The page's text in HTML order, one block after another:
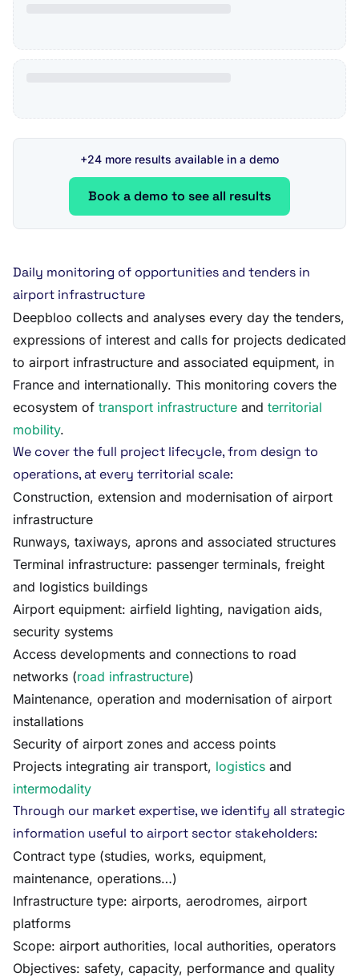
+24 more results available in a demo
Book a demo to see all results
Daily monitoring of opportunities and tenders in
airport infrastructure
Deepbloo collects and analyses every day the tenders,
expressions of interest and calls for projects dedicated
to airport infrastructure and associated equipment, in
France and internationally. This monitoring covers the
ecosystem of transport infrastructure and territorial
mobility.
We cover the full project lifecycle, from design to
operations, at every territorial scale:
Construction, extension and modernisation of airport
infrastructure
Runways, taxiways, aprons and associated structures
Terminal infrastructure: passenger terminals, freight
and logistics buildings
Airport equipment: airfield lighting, navigation aids,
security systems
Access developments and connections to road
networks (road infrastructure)
Maintenance, operation and modernisation of airport
installations
Security of airport zones and access points
Projects integrating air transport, logistics and
intermodality
Through our market expertise, we identify all strategic
information useful to airport sector stakeholders:
Contract type (studies, works, equipment,
maintenance, operations…)
Infrastructure type: airports, aerodromes, airport
platforms
Scope: airport authorities, local authorities, operators
Objectives: safety, capacity, performance and quality